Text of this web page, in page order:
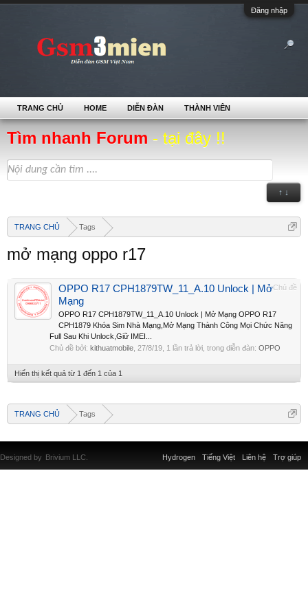
Đăng nhập
Tìm nhanh Forum - tại đây !!
↑ ↓
TRANG CHỦ Tags
mở mạng oppo r17
Chủ đề
OPPO R17 CPH1879TW_11_A.10 Unlock | Mở
Mạng
OPPO R17 CPH1879TW_11_A.10 Unlock | Mở Mạng OPPO R17
CPH1879 Khóa Sim Nhà Mạng,Mở Mạng Thành Công Mọi Chức Năng
Full Sau Khi Unlock,Giữ IMEI...
Chủ đề bởi: kithuatmobile 27/8/19 , 1 lần trả lời, trong diễn đàn: OPPO
Hiển thị kết quả từ 1 đến 1 của 1
TRANG CHỦ Tags
TRANG CHỦ HOME DIỄN ĐÀN THÀNH VIÊN
Liên hệ Trợ giúp
Hydrogen Tiếng Việt
Designed by Brivium LLC.